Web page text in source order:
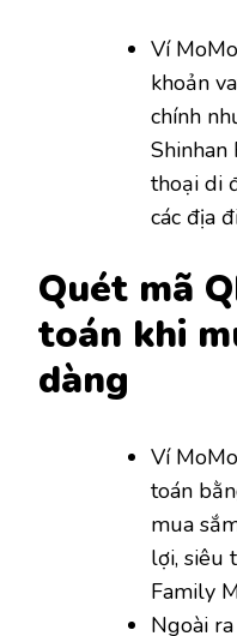
Ví
khoản
chính
Shinhan
thoại di
các địa
Quét mã
toán khi
dàng
Ví
toán
mua
lợi, siêu
Family
Ngoài